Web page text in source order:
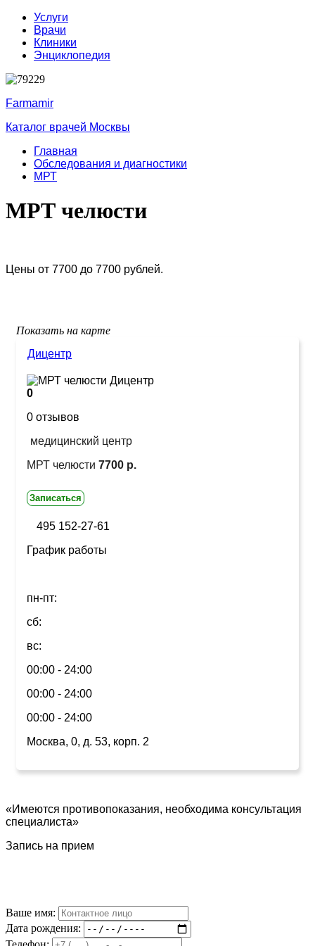
Услуги
Врачи
Клиники
Энциклопедия
Farmamir
Каталог врачей Москвы
Главная
Обследования и диагностики
МРТ
МРТ челюсти
Цены от 7700 до 7700 рублей.
Показать на карте
Дицентр
0
0 отзывов
медицинский центр
МРТ челюсти 7700 р.
Записаться
495 152-27-61
График работы
пн-пт:
сб:
вс:
00:00 - 24:00
00:00 - 24:00
00:00 - 24:00
Москва, 0, д. 53, корп. 2
«Имеются противопоказания, необходима консультация
специалиста»
Запись на прием
Ваше имя:
Дата рождения: